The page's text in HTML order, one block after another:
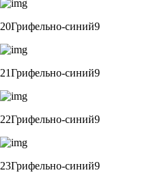
20Грифельно-синий9
21Грифельно-синий9
22Грифельно-синий9
23Грифельно-синий9